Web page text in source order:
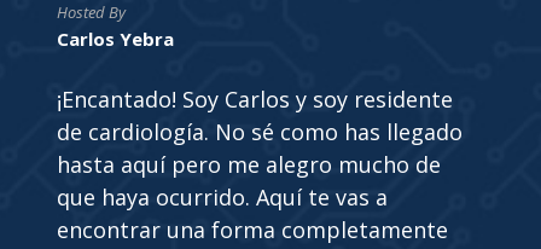
Hosted By
Carlos Yebra
¡Encantado! Soy Carlos y soy residente
de cardiología. No sé como has llegado
hasta aquí pero me alegro mucho de
que haya ocurrido. Aquí te vas a
encontrar una forma completamente